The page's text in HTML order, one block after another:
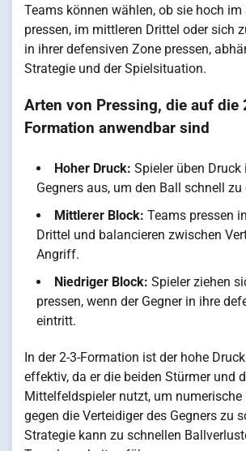
Teams können wählen, ob sie hoch im
pressen, im mittleren Drittel oder sich
in ihrer defensiven Zone pressen,
Strategie und der Spielsituation.
Arten von Pressing, die auf die
Formation anwendbar sind
Hoher Druck: Spieler üben
Gegners aus, um den Ball schnell zu
Mittlerer Block: Teams pressen
Drittel und balancieren zwischen
Angriff.
Niedriger Block: Spieler ziehen
pressen, wenn der Gegner in ihre
eintritt.
In der 2-3-Formation ist der hohe
effektiv, da er die beiden Stürmer und
Mittelfeldspieler nutzt, um numerische
gegen die Verteidiger des Gegners zu
Strategie kann zu schnellen